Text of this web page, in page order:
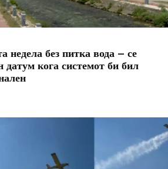
недела без питка вода – се
кога системот би бил